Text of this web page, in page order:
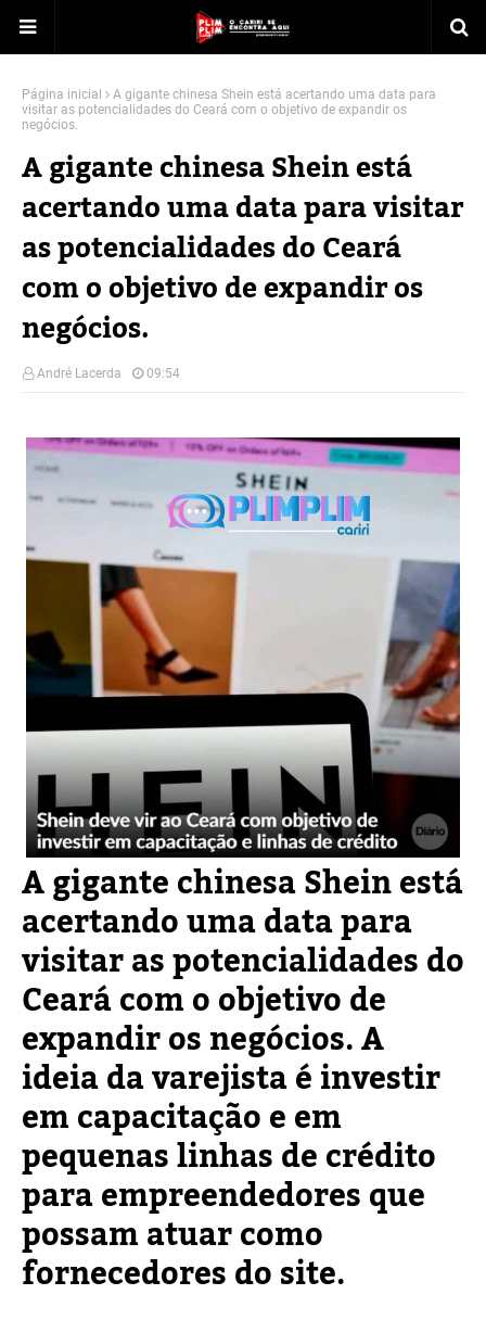
Página inicial
A gigante chinesa Shein está acertando uma data para
visitar as potencialidades do Ceará com o objetivo de expandir os
negócios.
A gigante chinesa Shein está
acertando uma data para visitar
as potencialidades do Ceará
com o objetivo de expandir os
negócios.
André Lacerda 09:54
A gigante chinesa Shein está
acertando uma data para
visitar as potencialidades do
Ceará com o objetivo de
expandir os negócios. A
ideia da varejista é investir
em capacitação e em
pequenas linhas de crédito
para empreendedores que
possam atuar como
fornecedores do site.